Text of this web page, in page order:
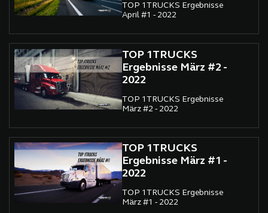
TOP 1TRUCKS Ergebnisse
April #1 - 2022
TOP 1TRUCKS
Ergebnisse März #2 -
2022
TOP 1TRUCKS Ergebnisse
März #2 - 2022
TOP 1TRUCKS
Ergebnisse März #1 -
2022
TOP 1TRUCKS Ergebnisse
März #1 - 2022